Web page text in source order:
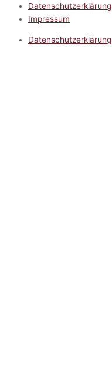
Datenschutzerklärung
Impressum
Datenschutzerklärung